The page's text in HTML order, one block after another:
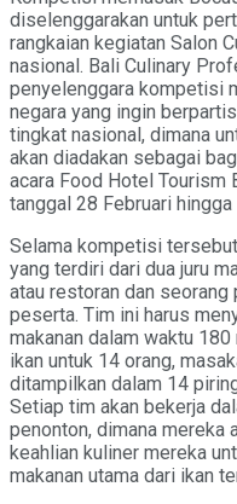
diselenggarakan untuk
rangkaian kegiatan Salon
nasional. Bali Culinary
penyelenggara kompetisi
negara yang ingin
tingkat nasional, dimana
akan diadakan sebagai
acara Food Hotel Tourism
tanggal 28 Februari
Selama kompetisi
yang terdiri dari dua juru
atau restoran dan
peserta. Tim ini harus
makanan dalam waktu
ikan untuk 14 orang,
ditampilkan dalam 14
Setiap tim akan bekerja
penonton, dimana mereka
keahlian kuliner mereka
makanan utama dari ikan